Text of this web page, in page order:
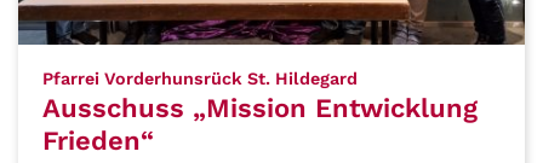
Pfarrei Vorderhunsrück St. Hildegard
Ausschuss „Mission Entwicklung
Frieden“